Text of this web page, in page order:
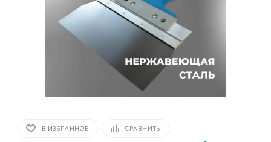
В ИЗБРАННОЕ СРАВНИТЬ